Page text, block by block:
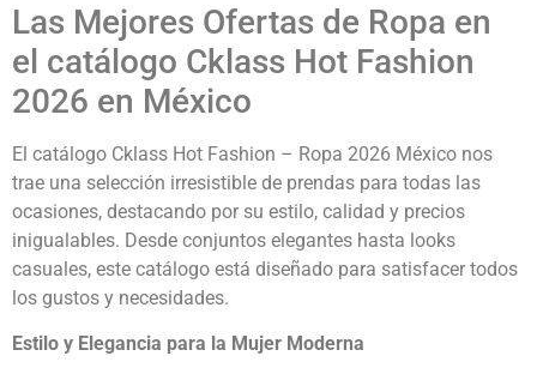
Las Mejores Ofertas de Ropa en
el catálogo Cklass Hot Fashion
2026 en México
El catálogo Cklass Hot Fashion – Ropa 2026 México nos
trae una selección irresistible de prendas para todas las
ocasiones, destacando por su estilo, calidad y precios
inigualables. Desde conjuntos elegantes hasta looks
casuales, este catálogo está diseñado para satisfacer todos
los gustos y necesidades.
Estilo y Elegancia para la Mujer Moderna